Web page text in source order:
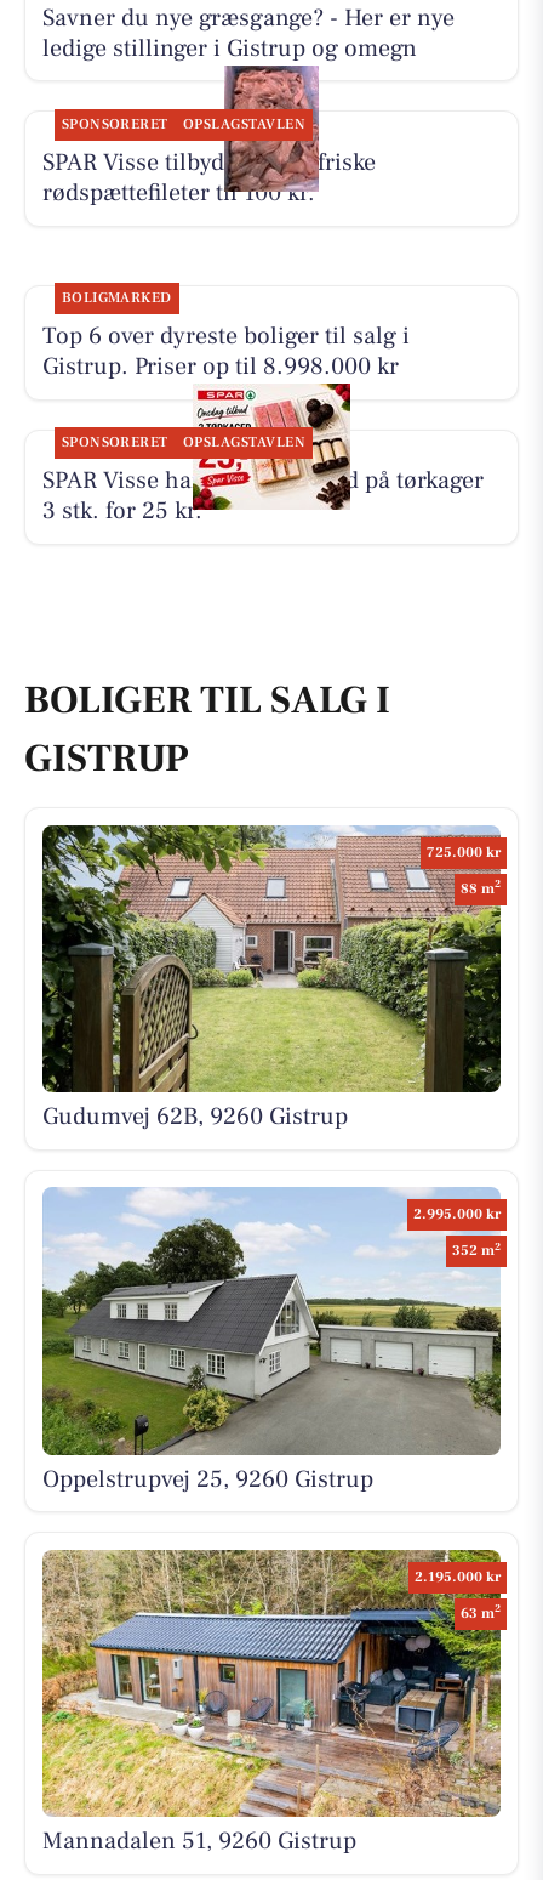
Savner du nye græsgange? - Her er nye
ledige stillinger i Gistrup og omegn
SPONSORERET OPSLAGSTAVLEN
SPAR Visse tilbyder 500 g friske
rødspættefileter til 100 kr.
BOLIGMARKED
Top 6 over dyreste boliger til salg i
Gistrup. Priser op til 8.998.000 kr
SPONSORERET OPSLAGSTAVLEN
SPAR Visse har onsdagstilbud på tørkager
3 stk. for 25 kr.
BOLIGER TIL SALG I
GISTRUP
725.000 kr
88 m2
Gudumvej 62B, 9260 Gistrup
2.995.000 kr
352 m2
Oppelstrupvej 25, 9260 Gistrup
2.195.000 kr
63 m2
Mannadalen 51, 9260 Gistrup